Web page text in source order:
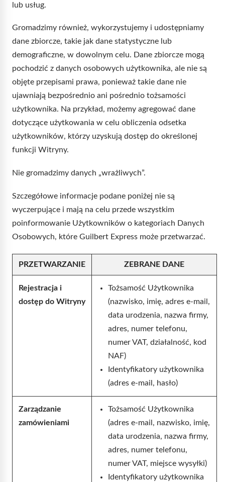
lub usług.
Gromadzimy również, wykorzystujemy i udostępniamy
dane zbiorcze, takie jak dane statystyczne lub
demograficzne, w dowolnym celu. Dane zbiorcze mogą
pochodzić z danych osobowych użytkownika, ale nie są
objęte przepisami prawa, ponieważ takie dane nie
ujawniają bezpośrednio ani pośrednio tożsamości
użytkownika. Na przykład, możemy agregować dane
dotyczące użytkowania w celu obliczenia odsetka
użytkowników, którzy uzyskują dostęp do określonej
funkcji Witryny.
Nie gromadzimy danych „wrażliwych”.
Szczegółowe informacje podane poniżej nie są
wyczerpujące i mają na celu przede wszystkim
poinformowanie Użytkowników o kategoriach Danych
Osobowych, które Guilbert Express może przetwarzać.
PRZETWARZANIE ZEBRANE DANE
Rejestracja i
dostęp do Witryny
Tożsamość Użytkownika
(nazwisko, imię, adres e-mail,
data urodzenia, nazwa firmy,
adres, numer telefonu,
numer VAT, działalność, kod
NAF)
Identyfikatory użytkownika
(adres e-mail, hasło)
Zarządzanie
zamówieniami
Tożsamość Użytkownika
(adres e-mail, nazwisko, imię,
data urodzenia, nazwa firmy,
adres, numer telefonu,
numer VAT, miejsce wysyłki)
Identyfikatory użytkownika